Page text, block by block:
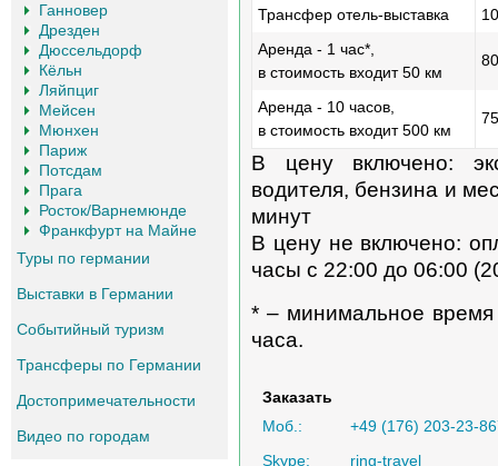
Трансфер отель-выставка
Аренда - 1 час*,
в стоимость входит 50 км
Аренда - 10 часов,
в стоимость входит 500 км
В цену включено:
водителя, бензина и
минут
В цену не включено:
часы с 22:00 до 06:00
* – минимальное
часа.
Заказать
Моб.:
+49 (176) 203-23-
Skype:
ring-travel
Ганновер
Дрезден
Дюссельдорф
Кёльн
Ляйпциг
Мейсен
Мюнхен
Париж
Потсдам
Прага
Росток/Варнемюнде
Франкфурт на Майне
Туры по германии
Выставки в Германии
Событийный туризм
Трансферы по Германии
Достопримечательности
Видео по городам